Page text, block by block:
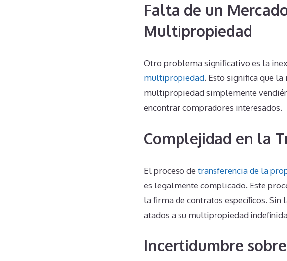
Falta de un
Multipropiedad
Otro problema significativo es la
multipropiedad. Esto significa que
multipropiedad simplemente
encontrar compradores interesados.
Complejidad en la
El proceso de transferencia de la
es legalmente complicado. Este
la firma de contratos específicos. Sin
atados a su multipropiedad
Incertidumbre